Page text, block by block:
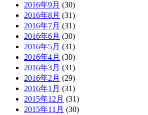
2016年9月 (30)
2016年8月 (31)
2016年7月 (31)
2016年6月 (30)
2016年5月 (31)
2016年4月 (30)
2016年3月 (31)
2016年2月 (29)
2016年1月 (31)
2015年12月 (31)
2015年11月 (30)